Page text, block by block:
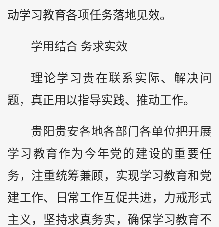
动学习教育各项任务落地见效。
学用结合 务求实效
理论学习贵在联系实际、解决问
题，真正用以指导实践、推动工作。
贵阳贵安各地各部门各单位把开展
学习教育作为今年党的建设的重要任
务，注重统筹兼顾，实现学习教育和党
建工作、日常工作互促共进，力戒形式
主义，坚持求真务实，确保学习教育不